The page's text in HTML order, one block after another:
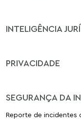
INTELIGÊNCIA
PRIVACIDADE
SEGURANÇA DA
Reporte de incidentes